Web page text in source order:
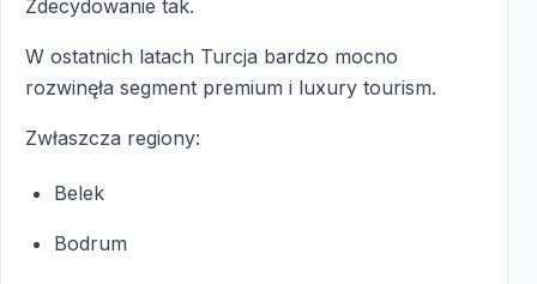
Zdecydowanie tak.
W ostatnich latach Turcja bardzo mocno
rozwinęła segment premium i luxury tourism.
Zwłaszcza regiony:
Belek
Bodrum